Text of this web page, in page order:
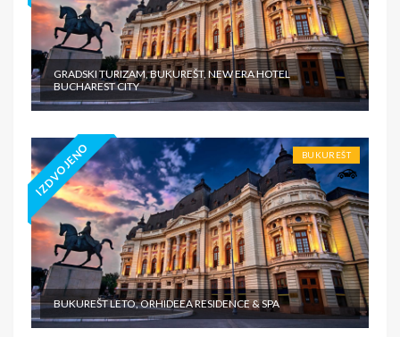
GRADSKI TURIZAM, BUKUREŠT, NEW ERA HOTEL
BUCHAREST CITY
IZDVOJENO BUKUREŠT
BUKUREŠT LETO, ORHIDEEA RESIDENCE & SPA